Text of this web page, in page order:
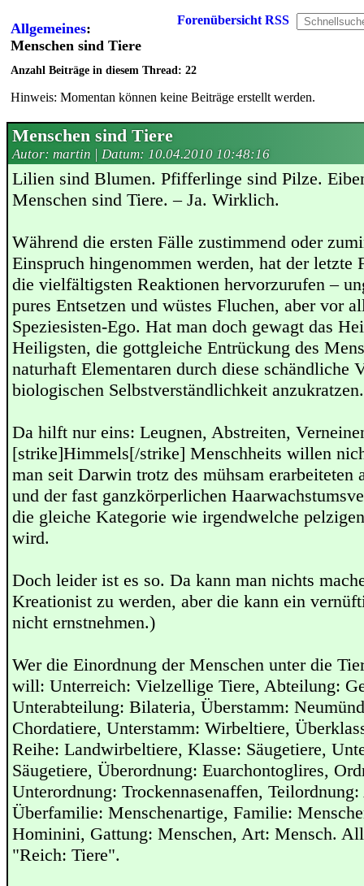
Forenübersicht RSS
Allgemeines:
Menschen sind Tiere
Anzahl Beiträge in diesem Thread: 22
Hinweis: Momentan können keine Beiträge erstellt werden.
Menschen sind Tiere
Autor: martin | Datum: 10.04.2010 10:48:16
Lilien sind Blumen. Pfifferlinge sind Pilze.
Menschen sind Tiere. – Ja. Wirklich.
Während die ersten Fälle zustimmend oder
Einspruch hingenommen werden, hat der letzte
die vielfältigsten Reaktionen hervorzurufen –
pures Entsetzen und wüstes Fluchen, aber vor
Speziesisten-Ego. Hat man doch gewagt das
Heiligsten, die gottgleiche Entrückung des
naturhaft Elementaren durch diese schändliche
biologischen Selbstverständlichkeit anzukratzen.
Da hilft nur eins: Leugnen, Abstreiten,
[strike]Himmels[/strike] Menschheits willen
man seit Darwin trotz des mühsam erarbeiteten
und der fast ganzkörperlichen
die gleiche Kategorie wie irgendwelche
wird.
Doch leider ist es so. Da kann man nichts
Kreationist zu werden, aber die kann ein
nicht ernstnehmen.)
Wer die Einordnung der Menschen unter die
will: Unterreich: Vielzellige Tiere, Abteilung:
Unterabteilung: Bilateria, Überstamm:
Chordatiere, Unterstamm: Wirbeltiere,
Reihe: Landwirbeltiere, Klasse: Säugetiere,
Säugetiere, Überordnung: Euarchontoglires,
Unterordnung: Trockennasenaffen,
Überfamilie: Menschenartige, Familie:
Hominini, Gattung: Menschen, Art: Mensch.
"Reich: Tiere".